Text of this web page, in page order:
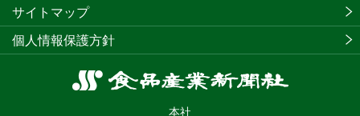
食
本社
サイトマップ
個人情報保護方針